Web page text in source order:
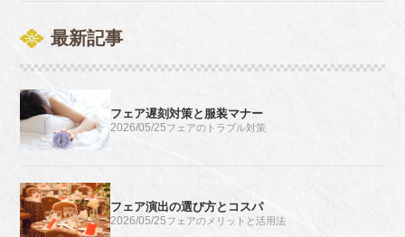
最新記事
フェア遅刻対策と服装マナー
2026/05/25フェアのトラブル対策
フェア演出の選び方とコスパ
2026/05/25フェアのメリットと活用法